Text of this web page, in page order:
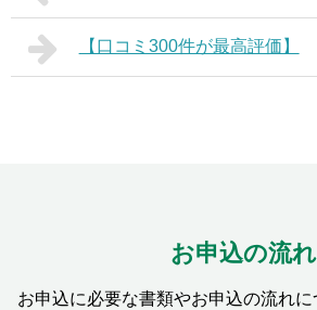
【口コミ300件が最高評価】
お申込の流れ
お申込に必要な書類やお申込の流れ